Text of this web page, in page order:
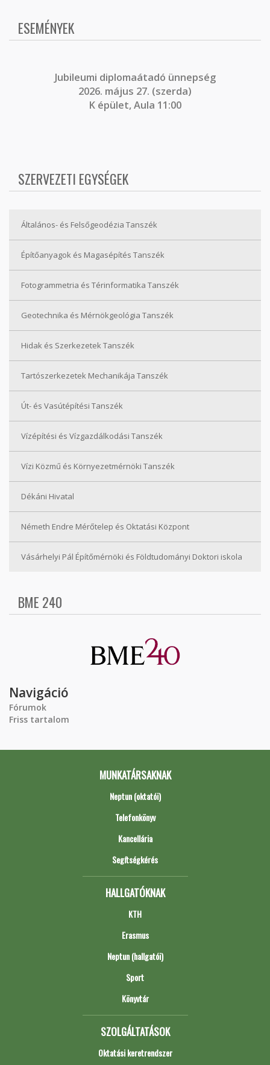
ESEMÉNYEK
Jubileumi diplomaátadó ünnepség
2026. május 27. (szerda)
K épület, Aula 11:00
SZERVEZETI EGYSÉGEK
Általános- és Felsőgeodézia Tanszék
Építőanyagok és Magasépítés Tanszék
Fotogrammetria és Térinformatika Tanszék
Geotechnika és Mérnökgeológia Tanszék
Hidak és Szerkezetek Tanszék
Tartószerkezetek Mechanikája Tanszék
Út- és Vasútépítési Tanszék
Vízépítési és Vízgazdálkodási Tanszék
Vízi Közmű és Környezetmérnöki Tanszék
Dékáni Hivatal
Németh Endre Mérőtelep és Oktatási Központ
Vásárhelyi Pál Építőmérnöki és Földtudományi Doktori iskola
BME 240
Navigáció
Fórumok
Friss tartalom
MUNKATÁRSAKNAK
Neptun (oktatói)
Telefonkönyv
Kancellária
Segítségkérés
HALLGATÓKNAK
KTH
Erasmus
Neptun (hallgatói)
Sport
Könyvtár
SZOLGÁLTATÁSOK
Oktatási keretrendszer